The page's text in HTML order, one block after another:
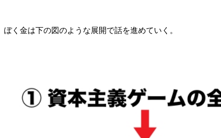
ぼく金は下の図のような展開で話を進めていく。